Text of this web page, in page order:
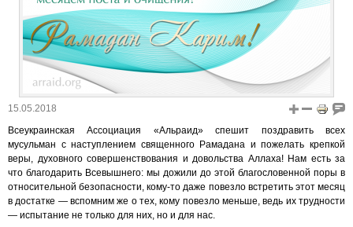
15.05.2018
Всеукраинская Ассоциация «Альраид» спешит поздравить всех
мусульман с наступлением священного Рамадана и пожелать крепкой
веры, духовного совершенствования и довольства Аллаха! Нам есть за
что благодарить Всевышнего: мы дожили до этой благословенной поры в
относительной безопасности, кому-то даже повезло встретить этот месяц
в достатке — вспомним же о тех, кому повезло меньше, ведь их трудности
— испытание не только для них, но и для нас.